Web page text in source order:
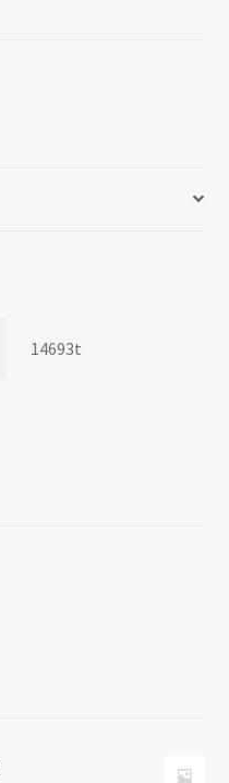
14693t